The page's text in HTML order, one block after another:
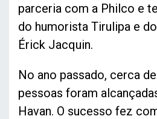
parceria com a Philco e
do humorista Tirulipa e
Érick Jacquin.
No ano passado, cerca
pessoas foram
Havan. O sucesso fez